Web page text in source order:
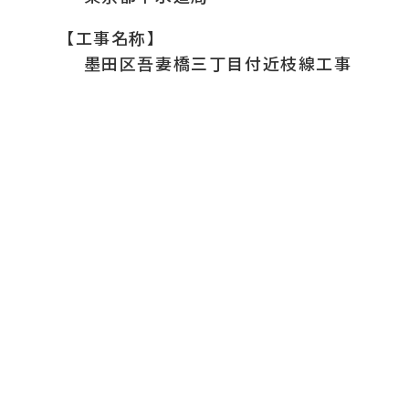
【工事名称】
墨田区吾妻橋三丁目付近枝線工事